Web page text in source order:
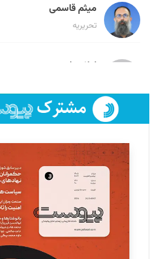
میثم قاسمی
تحریریه
لیلا حنارود
فائزه فتحی رستمی
تحریریه
سروش کرمیان
تحریریه
مینا پاکدل